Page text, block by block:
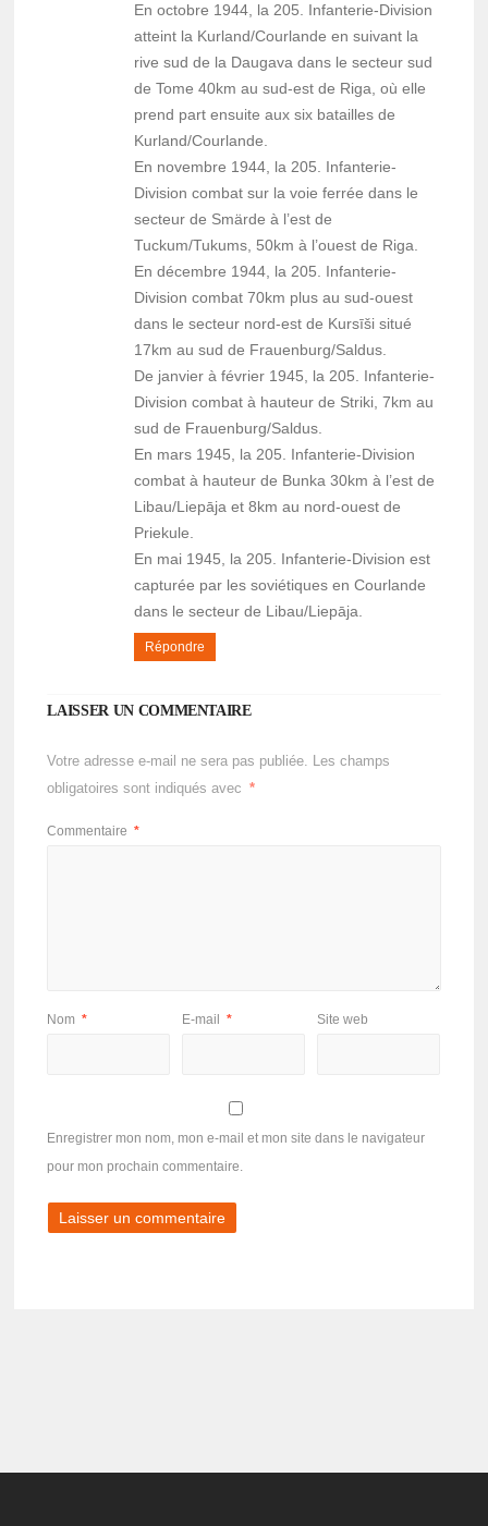
En octobre 1944, la 205. Infanterie-Division
atteint la Kurland/Courlande en suivant la
rive sud de la Daugava dans le secteur sud
de Tome 40km au sud-est de Riga, où elle
prend part ensuite aux six batailles de
Kurland/Courlande.
En novembre 1944, la 205. Infanterie-
Division combat sur la voie ferrée dans le
secteur de Smärde à l’est de
Tuckum/Tukums, 50km à l’ouest de Riga.
En décembre 1944, la 205. Infanterie-
Division combat 70km plus au sud-ouest
dans le secteur nord-est de Kursīši situé
17km au sud de Frauenburg/Saldus.
De janvier à février 1945, la 205. Infanterie-
Division combat à hauteur de Striki, 7km au
sud de Frauenburg/Saldus.
En mars 1945, la 205. Infanterie-Division
combat à hauteur de Bunka 30km à l’est de
Libau/Liepāja et 8km au nord-ouest de
Priekule.
En mai 1945, la 205. Infanterie-Division est
capturée par les soviétiques en Courlande
dans le secteur de Libau/Liepāja.
Répondre
LAISSER UN COMMENTAIRE
Votre adresse e-mail ne sera pas publiée. Les champs
obligatoires sont indiqués avec
*
Commentaire *
Nom * E-mail * Site web
Enregistrer mon nom, mon e-mail et mon site dans le navigateur
pour mon prochain commentaire.